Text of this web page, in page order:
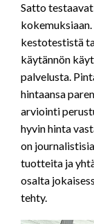
Satto
kestotestistä
käytännön
palvelusta.
hintaansa
arviointi
hyvin hinta
on
tuotteita ja
osalta
tehty.